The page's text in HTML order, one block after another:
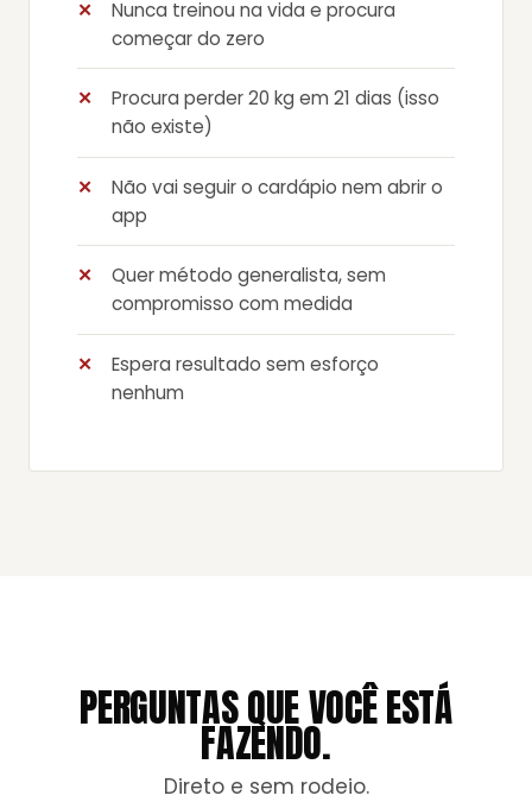
Nunca treinou na vida e procura
começar do zero
Procura perder 20 kg em 21 dias (isso
não existe)
Não vai seguir o cardápio nem abrir o
app
Quer método generalista, sem
compromisso com medida
Espera resultado sem esforço
nenhum
PERGUNTAS QUE VOCÊ ESTÁ
FAZENDO.
Direto e sem rodeio.